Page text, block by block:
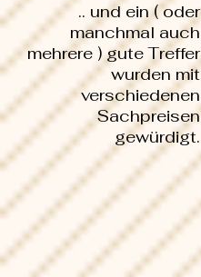
.. und ein ( oder
manchmal auch
mehrere ) gute Treffer
wurden mit
verschiedenen
Sachpreisen
gewürdigt.